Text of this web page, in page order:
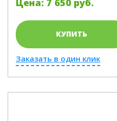
Цена: 7 650 руб.
КУПИТЬ
Заказать в один клик